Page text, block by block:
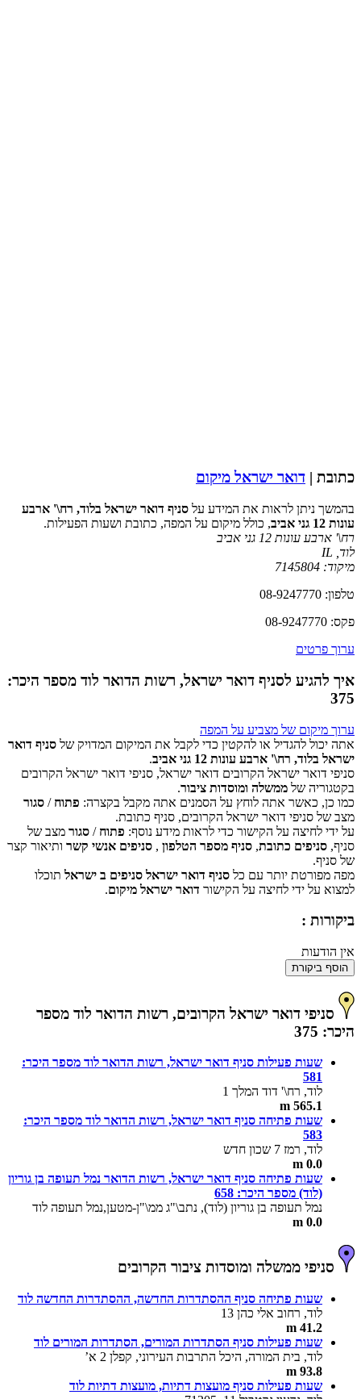
כתובת | דואר ישראל מיקום
בהמשך ניתן לראות את המידע על סניף דואר ישראל בלוד, רח\' ארבע
עונות 12 גני אביב
, כולל מיקום על המפה, כתובת ושעות הפעילות.
רח\' ארבע עונות 12 גני אביב
לוד IL
מיקוד: 7145804
טלפון: 08-9247770
פקס: 08-9247770
ערוך פרטים
איך להגיע לסניף דואר ישראל, רשות הדואר לוד מספר היכר:
375
‏דף זה לא יכול לטעון את מפות Google כראוי.
האם האתר הזה בבעלותך? אישור
ערוך מיקום של מצביע על המפה
אתה יכול להגדיל או להקטין כדי לקבל את המיקום המדויק של סניף דואר
ישראל בלוד, רח\' ארבע עונות 12 גני אביב
.
סניפי דואר ישראל הקרובים דואר ישראל, סניפי דואר ישראל הקרובים
בקטגוריה של ממשלה ומוסדות ציבור.
כמו כן, כאשר אתה לוחץ על הסמנים אתה מקבל בקצרה: פתוח / סגור
מצב של סניפי דואר ישראל הקרובים, סניף כתובת.
על ידי לחיצה על הקישור כדי לראות מידע נוסף: פתוח / סגור מצב של
סניף, סניפים כתובת, סניף מספר הטלפון , סניפים אנשי קשר ותיאור קצר
של סניף.
מפה מפורטת יותר עם כל סניף דואר ישראל סניפים ב ישראל תוכלו
למצוא על ידי לחיצה על הקישור דואר ישראל מיקום.
ביקורות :
אין הודעות
הוסף ביקורת
סניפי דואר ישראל הקרובים, רשות הדואר לוד מספר
היכר: 375
שעות פעילות סניף דואר ישראל, רשות הדואר לוד מספר היכר:
581
לוד, רח\' דוד המלך 1
565.1 m
שעות פתיחה סניף דואר ישראל, רשות הדואר לוד מספר היכר:
583
לוד, רמז 7 שכון חדש
0.0 m
שעות פתיחה סניף דואר ישראל, רשות הדואר נמל תעופה בן גוריון
(לוד) מספר היכר: 658
נמל תעופה בן גוריון (לוד), נתב\"ג ממ\"ן-מטען,נמל תעופה לוד
0.0 m
סניפי ממשלה ומוסדות ציבור הקרובים
שעות פתיחה סניף ההסתדרות החדשה, ההסתדרות החדשה לוד
לוד, רחוב אלי כהן 13
41.2 m
שעות פעילות סניף הסתדרות המורים, הסתדרות המורים לוד
לוד, בית המורה, היכל התרבות העירוני, קפלן 2 א’
93.8 m
שעות פעילות סניף מועצות דתיות, מועצות דתיות לוד